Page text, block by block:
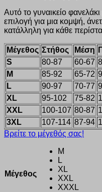
Αυτό το γυναικείο φανελάκι
επιλογή για μια κομψή,
κατάλληλη για κάθε
Μέγεθος Στήθος Μέση
S
80-87 60-67
M
85-92 65-72
L
90-97 70-77
XL
95-102 75-82
XXL
100-107 80-87
3XL
107-114 87-94
Βρείτε το μέγεθός σας!
Μέγεθος
M
L
XL
XXL
XXXL